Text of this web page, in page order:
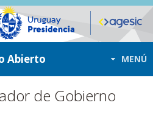
Abierto MENÚ
de Gobierno